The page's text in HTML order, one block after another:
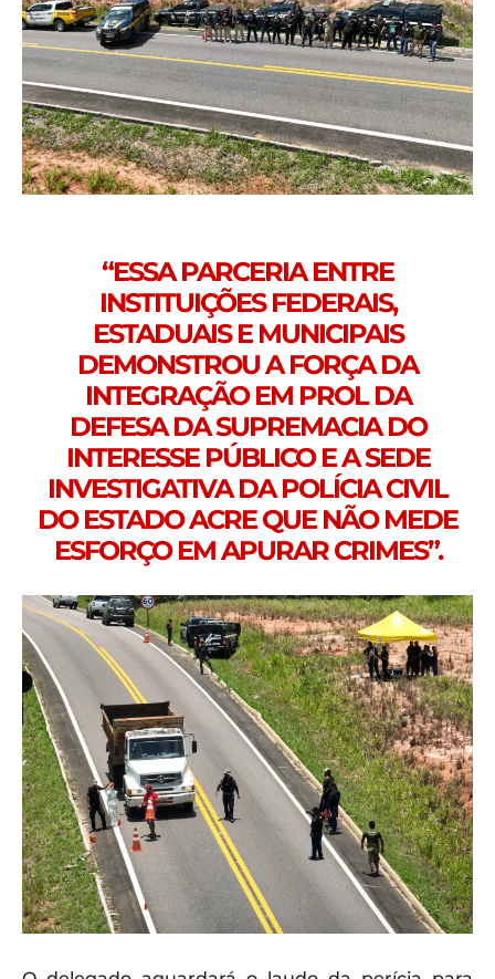
“ESSA PARCERIA ENTRE
INSTITUIÇÕES FEDERAIS,
ESTADUAIS E MUNICIPAIS
DEMONSTROU A FORÇA DA
INTEGRAÇÃO EM PROL DA
DEFESA DA SUPREMACIA DO
INTERESSE PÚBLICO E A SEDE
INVESTIGATIVA DA POLÍCIA CIVIL
DO ESTADO ACRE QUE NÃO MEDE
ESFORÇO EM APURAR CRIMES”.